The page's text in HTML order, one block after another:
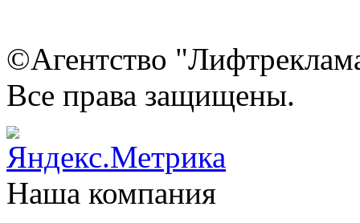
©Агентство
Все права защищены.
Наша компания